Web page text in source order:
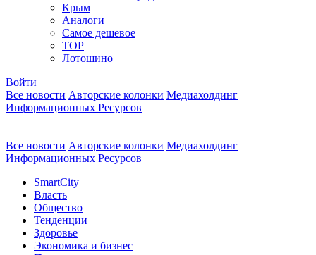
Крым
Аналоги
Самое дешевое
TOP
Лотошино
Войти
Все новости Авторские колонки Медиахолдинг
Информационных Ресурсов
Все новости Авторские колонки Медиахолдинг
Информационных Ресурсов
SmartCity
Власть
Общество
Тенденции
Здоровье
Экономика и бизнес